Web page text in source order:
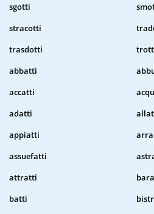
sgotti
stracotti
trasdotti
abbatti
accatti
adatti
appiatti
assuefatti
attratti
batti